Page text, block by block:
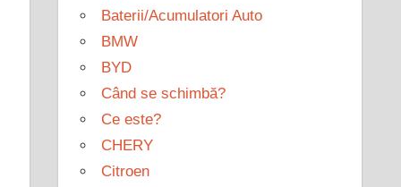
Baterii/Acumulatori Auto
BMW
BYD
Când se schimbă?
Ce este?
CHERY
Citroen